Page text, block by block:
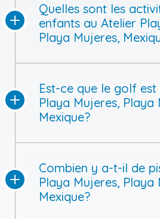
Quelles sont les
enfants au Atelier
Playa Mujeres,
Est-ce que le golf
Playa Mujeres, Playa
Mexique?
Combien y a-t-il de
Playa Mujeres, Playa
Mexique?